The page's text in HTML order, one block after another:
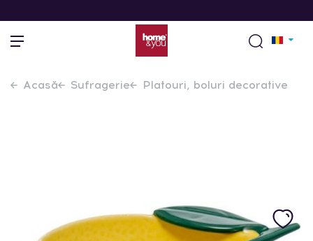
Acasă Sufragerie Platouri, boluri decorative